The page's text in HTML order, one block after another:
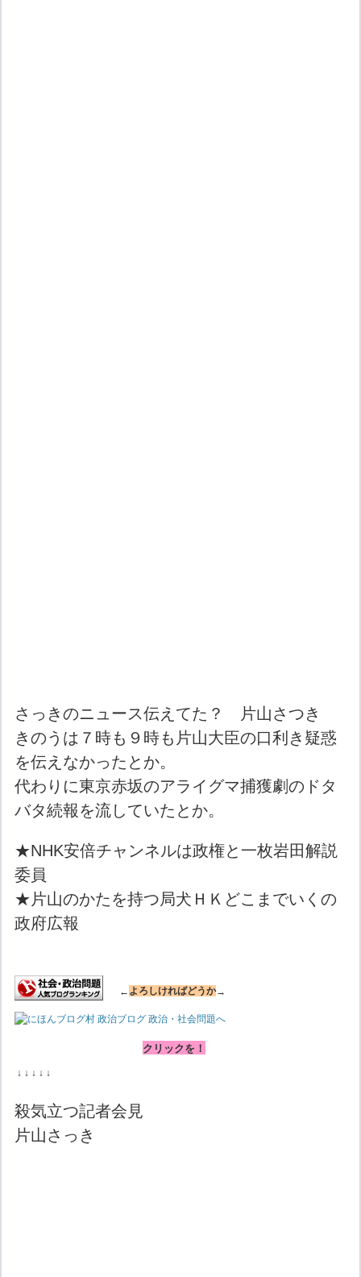
さっきのニュース伝えてた？ 片山さつき
きのうは７時も９時も片山大臣の口利き疑惑
を伝えなかったとか。
代わりに東京赤坂のアライグマ捕獲劇のドタ
バタ続報を流していたとか。
★NHK安倍チャンネルは政権と一枚岩田解説
委員
★片山のかたを持つ局犬ＨＫどこまでいくの
政府広報
← よろしければどうか→
クリックを！
↓ ↓ ↓ ↓ ↓
殺気立つ記者会見
片山さっき